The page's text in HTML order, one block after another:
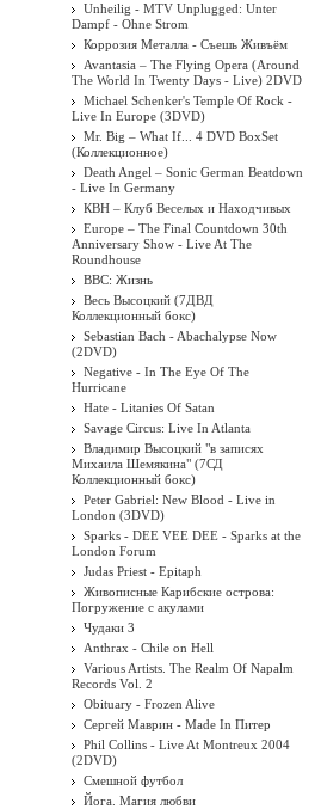
Unheilig - MTV Unplugged: Unter
Dampf - Ohne Strom
Коррозия Металла - Съешь Живъём
Avantasia – The Flying Opera (Around
The World In Twenty Days - Live) 2DVD
Michael Schenker's Temple Of Rock -
Live In Europe (3DVD)
Mr. Big – What If... 4 DVD BoxSet
(Коллекционное)
Death Angel ‎– Sonic German Beatdown
- Live In Germany
КВН – Клуб Веселых и Находчивых
Europe – The Final Countdown 30th
Anniversary Show - Live At The
Roundhouse
BBC: Жизнь
Весь Высоцкий (7ДВД
Коллекционный бокс)
Sebastian Bach - Abachalypse Now
(2DVD)
Negative - In The Eye Of The
Hurricane
Hate - Litanies Of Satan
Savage Circus: Live In Atlanta
Владимир Высоцкий "в записях
Михаила Шемякина" (7СД
Коллекционный бокс)
Peter Gabriel: New Blood - Live in
London (3DVD)
Sparks - DEE VEE DEE - Sparks at the
London Forum
Judas Priest - Epitaph
Живописные Карибские острова:
Погружение с акулами
Чудаки 3
Anthrax - Chile on Hell
Various Artists. The Realm Of Napalm
Records Vol. 2
Obituary - Frozen Alive
Сергей Маврин - Made In Питер
Phil Collins - Live At Montreux 2004
(2DVD)
Смешной футбол
Йога. Магия любви